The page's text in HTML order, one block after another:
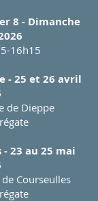
8 - Dimanche
16h15
- 25 et 26 avril
de Dieppe
- 23 au 25 mai
de Courseulles